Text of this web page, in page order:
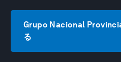
Grupo Nacional
る